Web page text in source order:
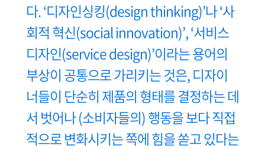
다. ‘디자인싱킹(design thinking)’나 ‘사
회적 혁신(social innovation)’, ‘서비스
디자인(service design)’이라는 용어의
부상이 공통으로 가리키는 것은, 디자이
너들이 단순히 제품의 형태를 결정하는 데
서 벗어나 (소비자들의) 행동을 보다 직접
적으로 변화시키는 쪽에 힘을 쏟고 있다는